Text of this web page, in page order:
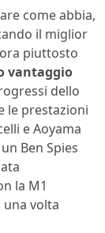
come abbia,
il miglior
piuttosto
vantaggio
dello
le prestazioni
e Aoyama
Ben Spies
la M1
volta